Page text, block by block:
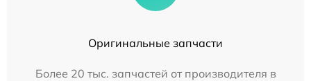
Оригинальные запчасти
Более 20 тыс. запчастей от производителя в